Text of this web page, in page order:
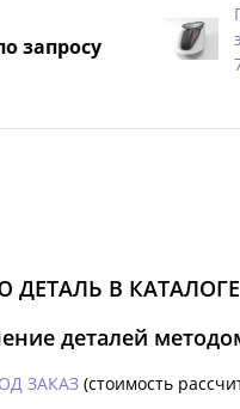
запросу
В КАТАЛОГЕ
деталей
ЗАКАЗ (стоимость